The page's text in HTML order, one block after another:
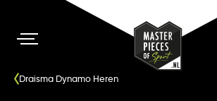
Draisma Dynamo Heren